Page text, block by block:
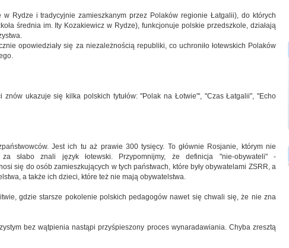
w Rydze i tradycyjnie zamieszkanym przez Polaków regionie Łatgalii), do których
średnia im. Ity Kozakiewicz w Rydze), funkcjonuje polskie przedszkole, działają
opowiedziały się za niezależnością republiki, co uchroniło łotewskich Polaków
znów ukazuje się kilka polskich tytułów: "Polak na Łotwie"', "Czas Łatgalii", "Echo
Jest ich tu aż prawie 300 tysięcy. To głównie Rosjanie, którym nie
słabo znali język łotewski. Przypomnijmy, że definicja "nie-obywateli" -
się do osób zamieszkujących w tych państwach, które były obywatelami ZSRR, a
a także ich dzieci, które też nie mają obywatelstwa.
gdzie starsze pokolenie polskich pedagogów nawet się chwali się, że nie zna
bez wątpienia nastąpi przyśpieszony proces wynaradawiania. Chyba zresztą